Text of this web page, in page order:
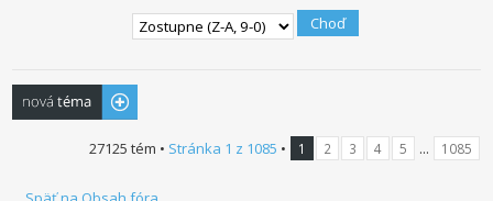
Odoslať novú
tému
27125 tém • Stránka 1 z 1085 • 1 2 3 4 5 ... 1085